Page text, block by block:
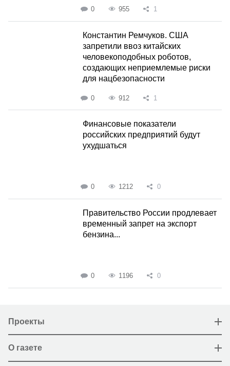
0 955 1
Константин Ремчуков. США
запретили ввоз китайских
человекоподобных роботов,
создающих неприемлемые риски
для нацбезопасности
0 912 1
Финансовые показатели
российских предприятий будут
ухудшаться
0 1212 0
Правительство России продлевает
временный запрет на экспорт
бензина...
0 1196 0
Проекты
О газете